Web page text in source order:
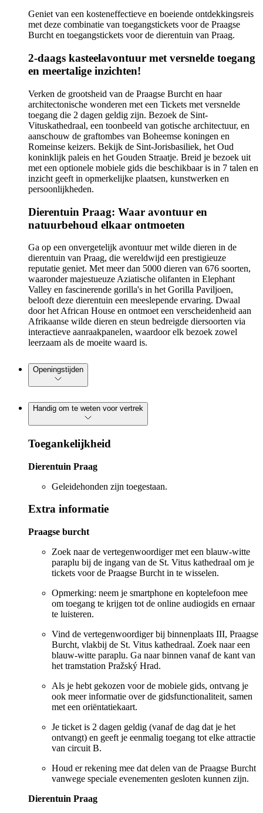
Geniet van een kosteneffectieve en boeiende ontdekkingsreis
met deze combinatie van toegangstickets voor de Praagse
Burcht en toegangstickets voor de dierentuin van Praag.
2-daags kasteelavontuur met versnelde toegang
en meertalige inzichten!
Verken de grootsheid van de Praagse Burcht en haar
architectonische wonderen met een Tickets met versnelde
toegang die 2 dagen geldig zijn. Bezoek de Sint-
Vituskathedraal, een toonbeeld van gotische architectuur, en
aanschouw de graftombes van Boheemse koningen en
Romeinse keizers. Bekijk de Sint-Jorisbasiliek, het Oud
koninklijk paleis en het Gouden Straatje. Breid je bezoek uit
met een optionele mobiele gids die beschikbaar is in 7 talen en
inzicht geeft in opmerkelijke plaatsen, kunstwerken en
persoonlijkheden.
Dierentuin Praag: Waar avontuur en
natuurbehoud elkaar ontmoeten
Ga op een onvergetelijk avontuur met wilde dieren in de
dierentuin van Praag, die wereldwijd een prestigieuze
reputatie geniet. Met meer dan 5000 dieren van 676 soorten,
waaronder majestueuze Aziatische olifanten in Elephant
Valley en fascinerende gorilla's in het Gorilla Paviljoen,
belooft deze dierentuin een meeslepende ervaring. Dwaal
door het African House en ontmoet een verscheidenheid aan
Afrikaanse wilde dieren en steun bedreigde diersoorten via
interactieve aanraakpanelen, waardoor elk bezoek zowel
leerzaam als de moeite waard is.
Openingstijden
Handig om te weten voor vertrek
Toegankelijkheid
Dierentuin Praag
Geleidehonden zijn toegestaan.
Extra informatie
Praagse burcht
Zoek naar de vertegenwoordiger met een blauw-witte
paraplu bij de ingang van de St. Vitus kathedraal om je
tickets voor de Praagse Burcht in te wisselen.
Opmerking: neem je smartphone en koptelefoon mee
om toegang te krijgen tot de online audiogids en ernaar
te luisteren.
Vind de vertegenwoordiger bij binnenplaats III, Praagse
Burcht, vlakbij de St. Vitus kathedraal. Zoek naar een
blauw-witte paraplu. Ga naar binnen vanaf de kant van
het tramstation Pražský Hrad.
Als je hebt gekozen voor de mobiele gids, ontvang je
ook meer informatie over de gidsfunctionaliteit, samen
met een oriëntatiekaart.
Je ticket is 2 dagen geldig (vanaf de dag dat je het
ontvangt) en geeft je eenmalig toegang tot elke attractie
van circuit B.
Houd er rekening mee dat delen van de Praagse Burcht
vanwege speciale evenementen gesloten kunnen zijn.
Dierentuin Praag